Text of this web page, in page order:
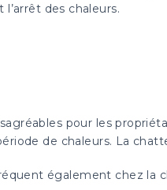
des chaleurs.
pour les
de chaleurs. La
également chez la